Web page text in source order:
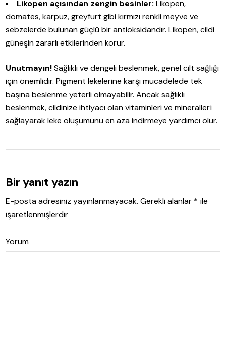
Likopen açısından zengin besinler: Likopen,
domates, karpuz, greyfurt gibi kırmızı renkli meyve ve
sebzelerde bulunan güçlü bir antioksidandır. Likopen, cildi
güneşin zararlı etkilerinden korur.
Unutmayın!Sağlıklı ve dengeli beslenmek, genel cilt sağlığı
için önemlidir. Pigment lekelerine karşı mücadelede tek
başına beslenme yeterli olmayabilir. Ancak sağlıklı
beslenmek, cildinize ihtiyacı olan vitaminleri ve mineralleri
sağlayarak leke oluşumunu en aza indirmeye yardımcı olur.
Bir yanıt yazın
E-posta adresiniz yayınlanmayacak. Gerekli alanlar * ile
işaretlenmişlerdir
Yorum